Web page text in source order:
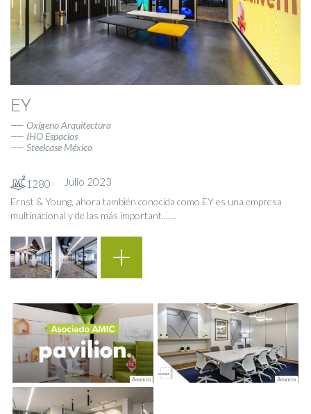
EY
Oxígeno Arquitectura
IHO Espacios
Steelcase México
1280 Julio 2023
Ernst & Young, ahora también conocida como EY es una empresa
multinacional y de las más important.......